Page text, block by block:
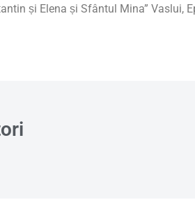
și Elena și Sfântul Mina” Vaslui,